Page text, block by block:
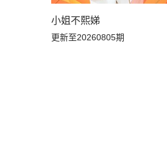
20260604上
小姐不熙娣
更新至20260805期